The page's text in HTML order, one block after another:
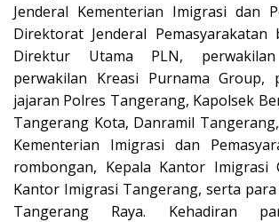
Jenderal Kementerian Imigrasi dan
Direktorat Jenderal Pemasyarakatan
Direktur Utama PLN, perwakilan
perwakilan Kreasi Purnama Group,
jajaran Polres Tangerang, Kapolsek
Tangerang Kota, Danramil
Kementerian Imigrasi dan
rombongan, Kepala Kantor Imigrasi
Kantor Imigrasi Tangerang, serta para
Tangerang Raya. Kehadiran